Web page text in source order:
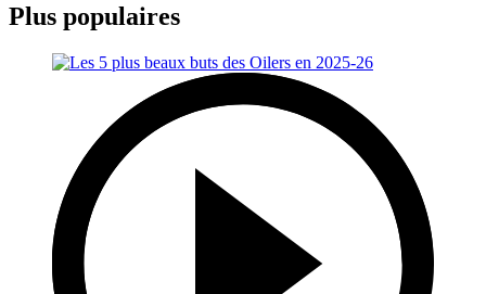
Plus populaires